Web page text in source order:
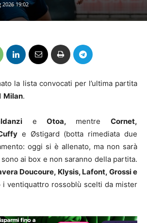
2026 19:02
la lista convocati per l’ultima partita
Milan.
eOtoa, mentreCornet,
e Østigard (botta rimediata due
oggi si è allenato, ma non sarà
ai box e non saranno della partita.
Doucoure, Klysis, Lafont, Grossi e
i ventiquattro rossoblù scelti da mister